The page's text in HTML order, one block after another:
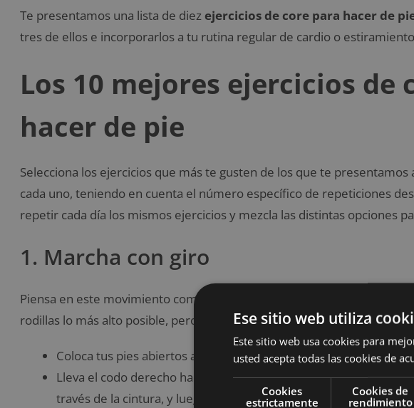
Te presentamos una lista de diez ejercicios de core para hacer de
tres de ellos e incorporarlos a tu rutina regular de cardio o
Los 10 mejores ejercicios de
hacer de pie
Selecciona los ejercicios que más te gusten de los que te presentamos
cada uno, teniendo en cuenta el número específico de repeticiones
repetir cada día los mismos ejercicios y mezcla las distintas opciones
1. Marcha con giro
Piensa en este movimiento como una versión lenta de una marcha
rodillas lo más alto posible, pero con giros de tronco a cada uno de los
Coloca tus pies abiertos al ancho de las caderas, los hombros
Lleva el codo derecho hacia la rodilla izquierda mientras giras,
través de la cintura, y luego vuelve a la posición inicial.
Ese sitio web utiliza
Este sitio web usa cookies para
usted acepta todas las cookies de
Cookies
estrictamente
Cookies de
rendimiento